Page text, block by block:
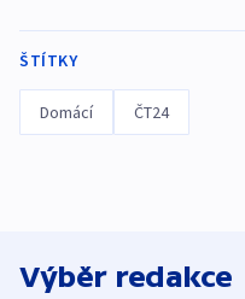
ŠTÍTKY
Domácí ČT24
Výběr redakce